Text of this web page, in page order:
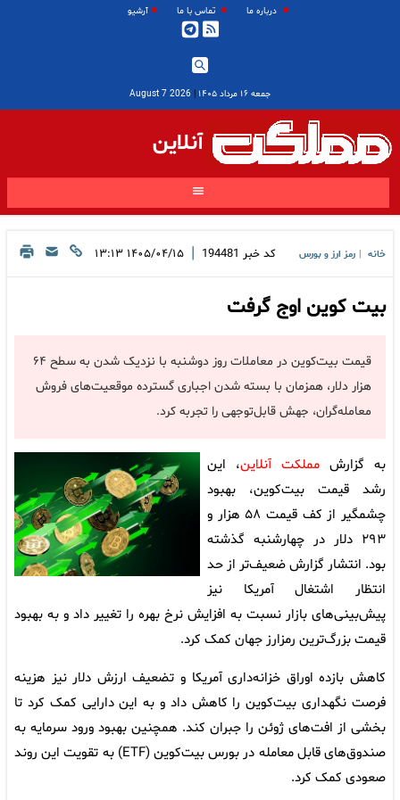
درباره ما تماس با ما آرشیو
جمعه ۱۶ مرداد ۱۴۰۵ |
2026 August 7
آنلاین
خانه رمز ارز و بورس کد خبر 194481
| ۱۴۰۵/۰۴/۱۵ ۱۳:۱۳
بیت کوین اوج گرفت
قیمت بیت‌کوین در معاملات روز دوشنبه با نزدیک شدن به سطح ۶۴
هزار دلار، همزمان با بسته شدن اجباری گسترده موقعیت‌های فروش
معامله‌گران، جهش قابل‌توجهی را تجربه کرد.
به گزارش مملکت آنلاین، این
رشد قیمت بیت‌کوین، بهبود
چشمگیر از کف قیمت ۵۸ هزار و
۲۹۳ دلار در چهارشنبه گذشته
بود. انتشار گزارش ضعیف‌تر از حد
انتظار اشتغال آمریکا نیز
پیش‌بینی‌های بازار نسبت به افزایش نرخ بهره را تغییر داد و به بهبود
قیمت بزرگ‌ترین رمزارز جهان کمک کرد.
کاهش بازده اوراق خزانه‌داری آمریکا و تضعیف ارزش دلار نیز هزینه
فرصت نگهداری بیت‌کوین را کاهش داد و به این دارایی کمک کرد تا
بخشی از افت‌های ژوئن را جبران کند. همچنین بهبود ورود سرمایه به
صندوق‌های قابل معامله در بورس بیت‌کوین (ETF) به تقویت این روند
صعودی کمک کرد.